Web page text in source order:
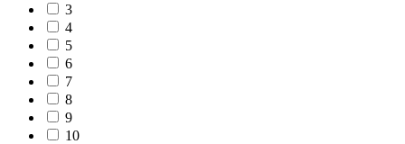
3
4
5
6
7
8
9
10